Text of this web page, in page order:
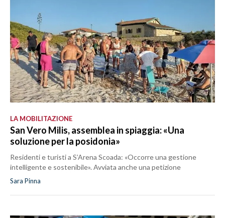
LA MOBILITAZIONE
San Vero Milis, assemblea in spiaggia: «Una
soluzione per la posidonia»
Residenti e turisti a S’Arena Scoada: «Occorre una gestione
intelligente e sostenibile». Avviata anche una petizione
Sara Pinna